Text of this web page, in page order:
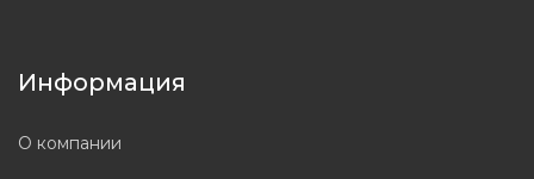
Информация
О компании